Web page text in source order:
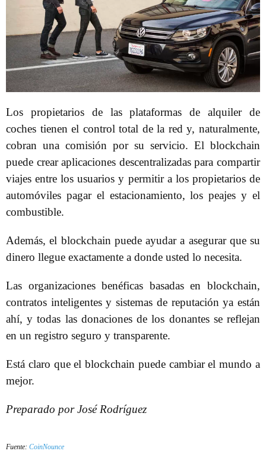
Los propietarios de las plataformas de alquiler de
coches tienen el control total de la red y, naturalmente,
cobran una comisión por su servicio. El blockchain
puede crear aplicaciones descentralizadas para compartir
viajes entre los usuarios y permitir a los propietarios de
automóviles pagar el estacionamiento, los peajes y el
combustible.
Además, el blockchain puede ayudar a asegurar que su
dinero llegue exactamente a donde usted lo necesita.
Las organizaciones benéficas basadas en blockchain,
contratos inteligentes y sistemas de reputación ya están
ahí, y todas las donaciones de los donantes se reflejan
en un registro seguro y transparente.
Está claro que el blockchain puede cambiar el mundo a
mejor.
Preparado por José Rodríguez
Fuente: CoinNounce